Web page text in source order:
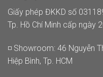
Giấy phép ĐKKD số
Tp. Hồ Chí Minh cấp ngày
◽ Showroom: 46 Nguyễn
Hiệp Bình, Tp. HCM